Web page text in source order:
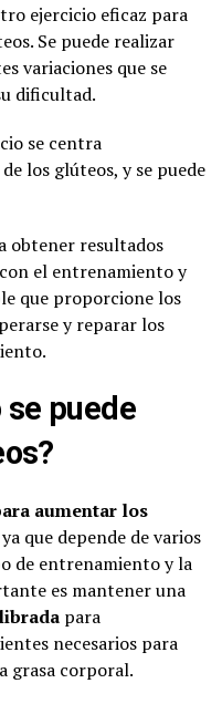
ejercicio eficaz para
Se puede realizar
variaciones que se
dificultad.
se centra
los glúteos, y se puede
obtener resultados
el entrenamiento y
que proporcione los
y reparar los
puede
aumentar los
que depende de varios
de entrenamiento y la
es mantener una
para
necesarios para
grasa corporal.